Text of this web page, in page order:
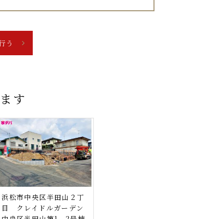
す
浜松市中央区半田山２丁
目 クレイドルガーデン